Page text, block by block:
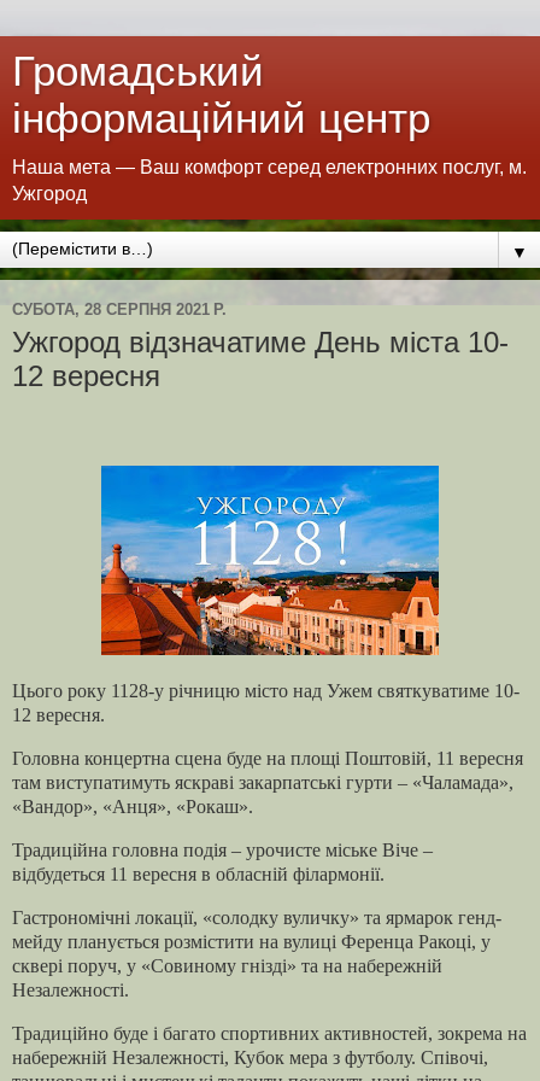
Громадський
інформаційний центр
Наша мета — Ваш комфорт серед електронних послуг, м.
Ужгород
▼
СУБОТА, 28 СЕРПНЯ 2021 Р.
Ужгород відзначатиме День міста 10-
12 вересня
Цього року 1128-у річницю місто над Ужем святкуватиме 10-
12 вересня.
Головна концертна сцена буде на площі Поштовій, 11 вересня
там виступатимуть яскраві закарпатські гурти – «Чаламада»,
«Вандор», «Анця», «Рокаш».
Традиційна головна подія – урочисте міське Віче –
відбудеться 11 вересня в обласній філармонії.
Гастрономічні локації, «солодку вуличку» та ярмарок генд-
мейду планується розмістити на вулиці Ференца Ракоці, у
сквері поруч, у «Совиному гнізді» та на набережній
Незалежності.
Традиційно буде і багато спортивних активностей, зокрема на
набережній Незалежності, Кубок мера з футболу. Співочі,